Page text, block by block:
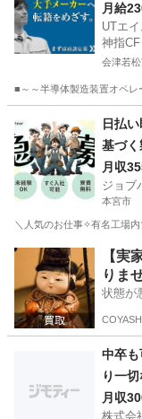
月給
UTエ
神指CF
会津若
■～～半導体製造装置オペ
会津若松市日払
基づく
月収
ジョブ
本宮市
＼人気のお仕事✧有名工場
福島 本宮市 工場
【実
りま
状態が
COYASH
中卒
り一切
月収
株式会